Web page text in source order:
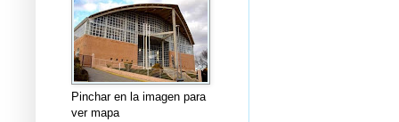
Pinchar en la imagen para
ver mapa